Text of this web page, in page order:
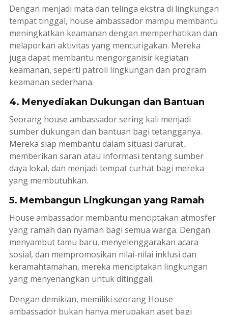
Dengan menjadi mata dan telinga ekstra di lingkungan
tempat tinggal, house ambassadormampu membantu
meningkatkan keamanan dengan memperhatikan dan
melaporkan aktivitas yang mencurigakan. Mereka
juga dapat membantu mengorganisir kegiatan
keamanan, seperti patroli lingkungan dan program
keamanan sederhana.
4. Menyediakan Dukungan dan Bantuan
Seorang house ambassadorsering kali menjadi
sumber dukungan dan bantuan bagi tetangganya.
Mereka siap membantu dalam situasi darurat,
memberikan saran atau informasi tentang sumber
daya lokal, dan menjadi tempat curhat bagi mereka
yang membutuhkan.
5. Membangun Lingkungan yang Ramah
House ambassadormembantu menciptakan atmosfer
yang ramah dan nyaman bagi semua warga. Dengan
menyambut tamu baru, menyelenggarakan acara
sosial, dan mempromosikan nilai-nilai inklusi dan
keramahtamahan, mereka menciptakan lingkungan
yang menyenangkan untuk ditinggali.
Dengan demikian, memiliki seorang House
ambassadorbukan hanya merupakan aset bagi